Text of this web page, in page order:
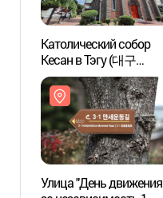
Католический собор
Кесан в Тэгу (대구
계산동성당)
Улица "День движения